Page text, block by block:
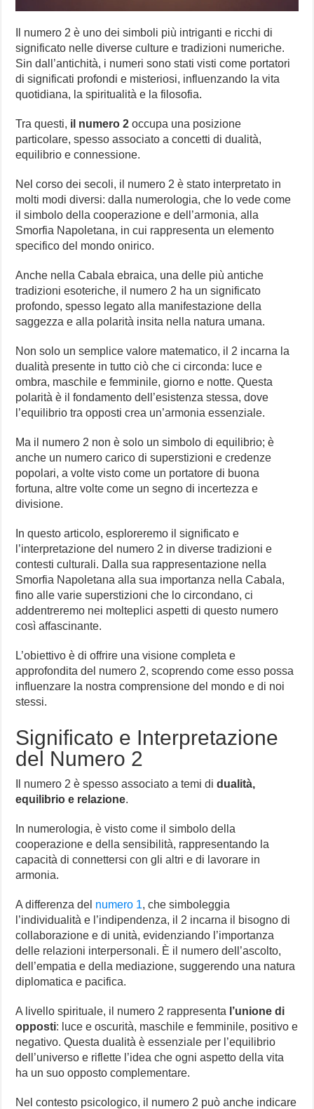
Il numero 2 è uno dei simboli più intriganti e ricchi di
significato nelle diverse culture e tradizioni numeriche.
Sin dall’antichità, i numeri sono stati visti come portatori
di significati profondi e misteriosi, influenzando la vita
quotidiana, la spiritualità e la filosofia.
Tra questi, il numero 2 occupa una posizione
particolare, spesso associato a concetti di dualità,
equilibrio e connessione.
Nel corso dei secoli, il numero 2 è stato interpretato in
molti modi diversi: dalla numerologia, che lo vede come
il simbolo della cooperazione e dell’armonia, alla
Smorfia Napoletana, in cui rappresenta un elemento
specifico del mondo onirico.
Anche nella Cabala ebraica, una delle più antiche
tradizioni esoteriche, il numero 2 ha un significato
profondo, spesso legato alla manifestazione della
saggezza e alla polarità insita nella natura umana.
Non solo un semplice valore matematico, il 2 incarna la
dualità presente in tutto ciò che ci circonda: luce e
ombra, maschile e femminile, giorno e notte. Questa
polarità è il fondamento dell’esistenza stessa, dove
l’equilibrio tra opposti crea un’armonia essenziale.
Ma il numero 2 non è solo un simbolo di equilibrio; è
anche un numero carico di superstizioni e credenze
popolari, a volte visto come un portatore di buona
fortuna, altre volte come un segno di incertezza e
divisione.
In questo articolo, esploreremo il significato e
l’interpretazione del numero 2 in diverse tradizioni e
contesti culturali. Dalla sua rappresentazione nella
Smorfia Napoletana alla sua importanza nella Cabala,
fino alle varie superstizioni che lo circondano, ci
addentreremo nei molteplici aspetti di questo numero
così affascinante.
L’obiettivo è di offrire una visione completa e
approfondita del numero 2, scoprendo come esso possa
influenzare la nostra comprensione del mondo e di noi
stessi.
Significato e Interpretazione
del Numero 2
Il numero 2 è spesso associato a temi didualità,
equilibrio e relazione.
In numerologia, è visto come il simbolo della
cooperazione e della sensibilità, rappresentando la
capacità di connettersi con gli altri e di lavorare in
armonia.
A differenza del numero 1, che simboleggia
l’individualità e l’indipendenza, il 2 incarna il bisogno di
collaborazione e di unità, evidenziando l’importanza
delle relazioni interpersonali. È il numero dell’ascolto,
dell’empatia e della mediazione, suggerendo una natura
diplomatica e pacifica.
A livello spirituale, il numero 2 rappresenta l’unione di
opposti: luce e oscurità, maschile e femminile, positivo e
negativo. Questa dualità è essenziale per l’equilibrio
dell’universo e riflette l’idea che ogni aspetto della vita
ha un suo opposto complementare.
Nel contesto psicologico, il numero 2 può anche indicare